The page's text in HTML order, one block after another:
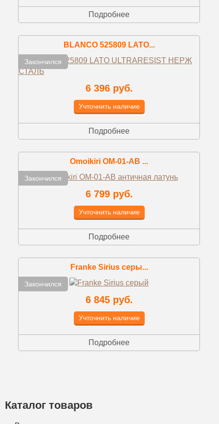
Подробнее
Закончился
BLANCO 525809 LATO...
6 396 руб.
Учточнить наличие
Подробнее
Закончился
Omoikiri OM-01-AB ...
6 799 руб.
Учточнить наличие
Подробнее
Закончился
Franke Sirius серы...
6 845 руб.
Учточнить наличие
Подробнее
Каталог товаров